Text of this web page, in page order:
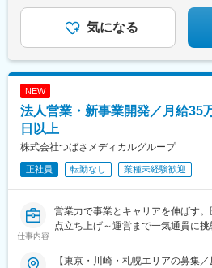
気になる
NEW
法人営業・新事業開発／月給35
日以上
株式会社つばさメディカルグループ
正社員 転勤なし 業種未経験歓迎
仕事内容
営業力で事業とキャリアを伸ばす
点立ち上げ～運営まで一気通貫に挑
【東京・川崎・札幌エリアの募集